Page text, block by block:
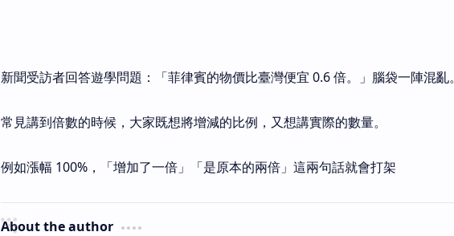
新聞受訪者回答遊學問題：「菲律賓的物價比臺灣便宜 0.6 倍。」腦袋一陣混亂。
常見講到倍數的時候，大家既想將增減的比例，又想講實際的數量。
例如漲幅 100%，「增加了一倍」「是原本的兩倍」這兩句話就會打架
About the author